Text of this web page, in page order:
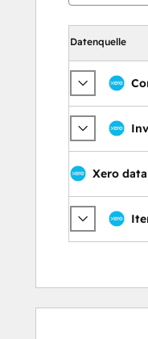
Datenquelle
Xero data